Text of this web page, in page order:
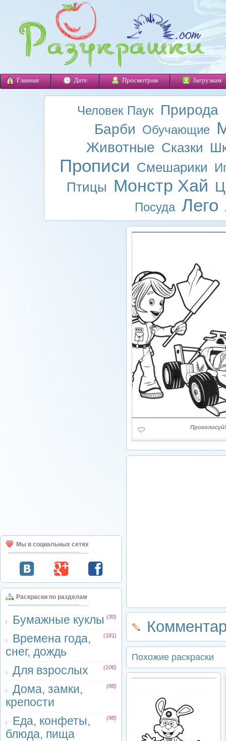
Главная Дате Просмотрам Загрузкам
Человек Паук Природа
Барби Обучающие
Животные Сказки
Прописи Смешарики
Птицы Монстр Хай
Посуда Лего
Мы в социальных сетях
Раскраски по разделам
Бумажные куклы (30)
Времена года,
снег, дождь
(181)
Для взрослых (106)
Дома, замки,
крепости
(88)
Еда, конфеты,
блюда, пища
(98)
Проголосуй!
Похожие раскраски